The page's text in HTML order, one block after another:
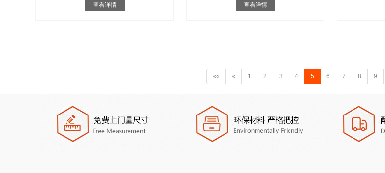
查看详情 查看详情
«« « 1 2 3 4 5 6 7 8 9